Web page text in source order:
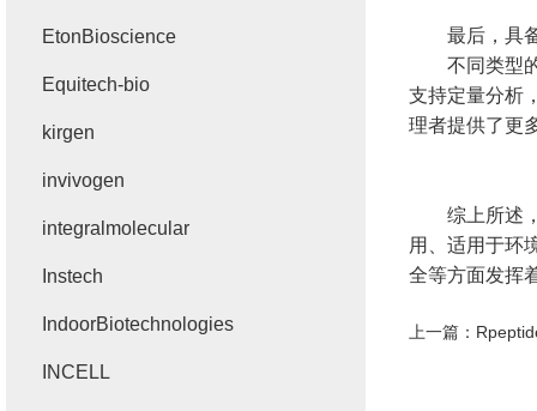
最后，具备
不同类型的
支持定量分析
理者提供了更
综上所述，
用、适用于环
全等方面发挥
上一篇：
EtonBioscience
Equitech-bio
kirgen
invivogen
integralmolecular
Instech
IndoorBiotechnologies
INCELL